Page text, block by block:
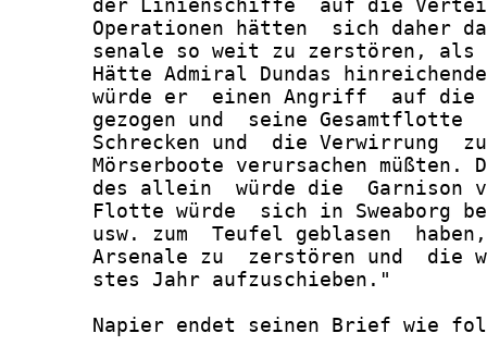
der Linienschiffe  auf die
Operationen hätten  sich daher
senale so weit zu zerstören, als
Hätte Admiral Dundas
würde er  einen Angriff  auf
gezogen und  seine Gesamtflotte
Schrecken und  die Verwirrung
Mörserboote verursachen müßten.
des allein  würde die  Garnison
Flotte würde  sich in Sweaborg
usw. zum  Teufel geblasen
Arsenale zu  zerstören und  die
       stes Jahr aufzuschieben."
Napier endet seinen Brief wie